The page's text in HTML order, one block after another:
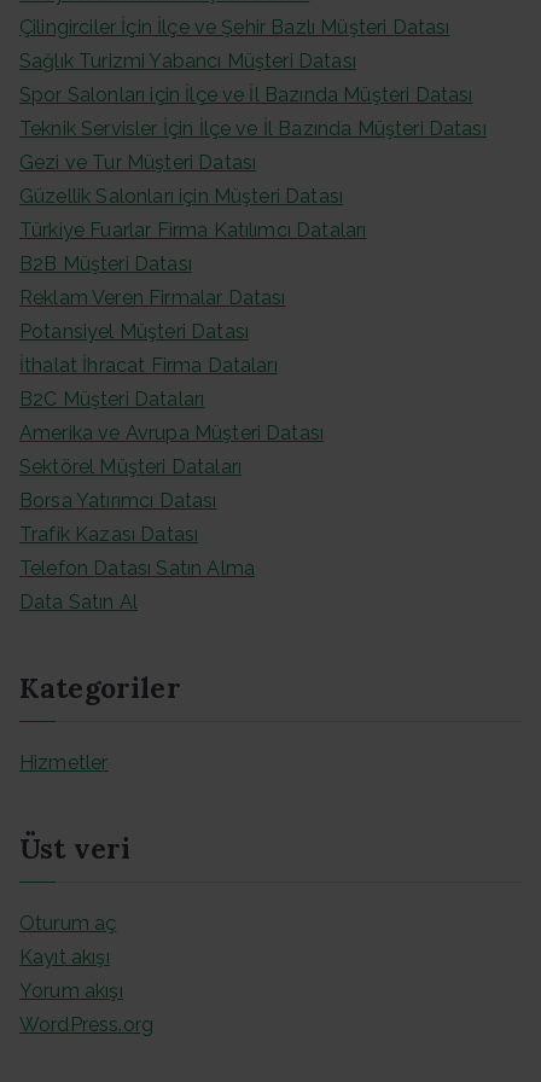
Çilingirciler İçin İlçe ve Şehir Bazlı Müşteri Datası
Sağlık Turizmi Yabancı Müşteri Datası
Spor Salonları için İlçe ve İl Bazında Müşteri Datası
Teknik Servisler İçin İlçe ve İl Bazında Müşteri Datası
Gezi ve Tur Müşteri Datası
Güzellik Salonları için Müşteri Datası
Türkiye Fuarlar Firma Katılımcı Dataları
B2B Müşteri Datası
Reklam Veren Firmalar Datası
Potansiyel Müşteri Datası
İthalat İhracat Firma Dataları
B2C Müşteri Dataları
Amerika ve Avrupa Müşteri Datası
Sektörel Müşteri Dataları
Borsa Yatırımcı Datası
Trafik Kazası Datası
Telefon Datası Satın Alma
Data Satın Al
Kategoriler
Hizmetler
Üst veri
Oturum aç
Kayıt akışı
Yorum akışı
WordPress.org